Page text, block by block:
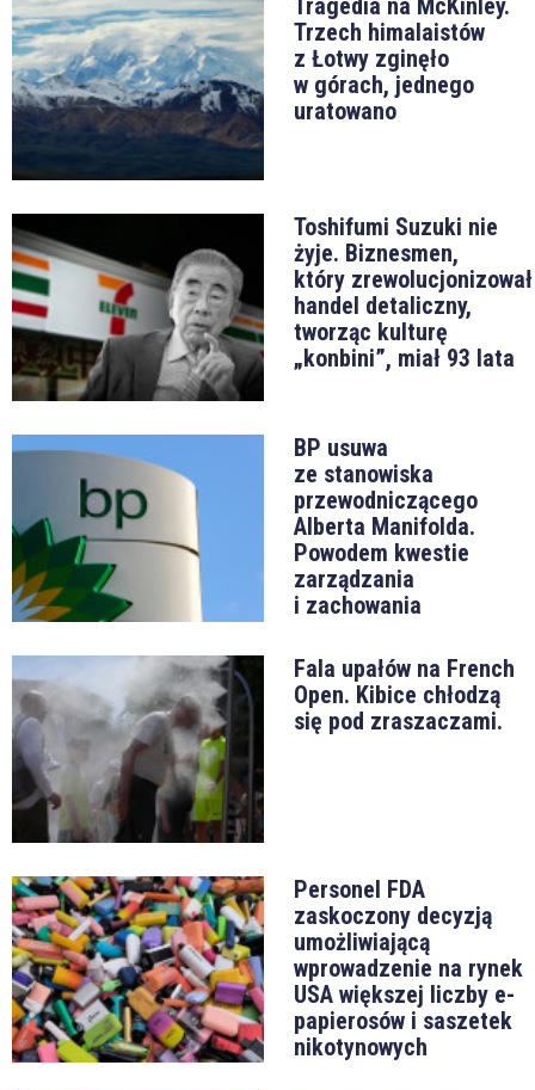
Tragedia na McKinley.
Trzech himalaistów
z Łotwy zginęło
w górach, jednego
uratowano
Toshifumi Suzuki nie
żyje. Biznesmen,
który zrewolucjonizował
handel detaliczny,
tworząc kulturę
„konbini”, miał 93 lata
BP usuwa
ze stanowiska
przewodniczącego
Alberta Manifolda.
Powodem kwestie
zarządzania
i zachowania
Fala upałów na French
Open. Kibice chłodzą
się pod zraszaczami.
Personel FDA
zaskoczony decyzją
umożliwiającą
wprowadzenie na rynek
USA większej liczby e-
papierosów i saszetek
nikotynowych